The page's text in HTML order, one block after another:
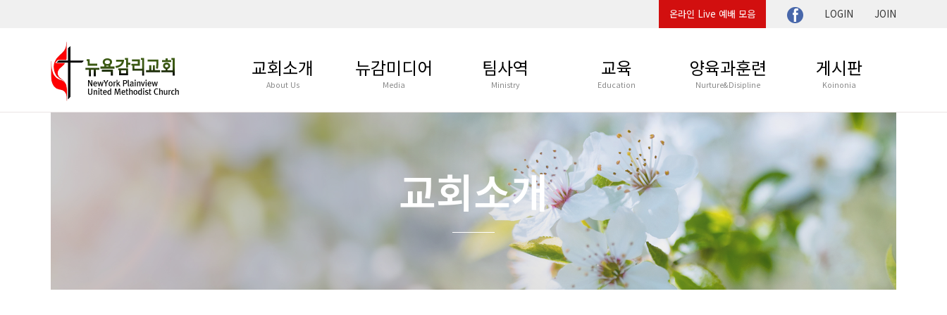
온라인 Live 예배 모음 LOGIN JOIN
교회소개
About Us
뉴감미디어
Media
팀사역
Ministry
교육
Education
양육과훈련
Nurture&Disipline
게시판
Koinonia
담임목사 비전과 철학
섬기는 이들
뉴감의 발자취
부흥전도부
사회복지부
선교부
평생교육부
뉴욕감리교회 교육부
영유아부
유초등부
YOUTH GROUP
YOUTH ORCHESTRA
ENGLISH MINISTRY
청년부
교육부 선교
울림아카데미
담임목사 이야기
뉴감 기도나눔
뉴감의 이야기
새가족 이야기
교회소개